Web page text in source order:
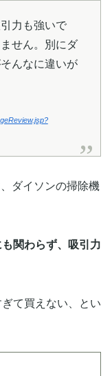
力も強いで
せん。別にダ
んなに違いが
ダイソンの掃除機
関わらず、吸引力
て買えない、とい